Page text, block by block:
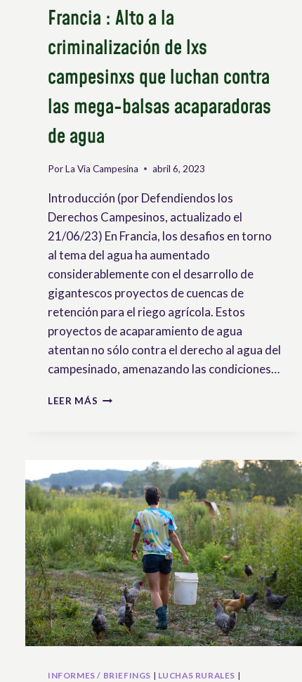
Francia : Alto a la
criminalización de lxs
campesinxs que luchan contra
las mega-balsas acaparadoras
de agua
PorLa Via Campesina abril 6, 2023
Introducción (por Defendiendos los
Derechos Campesinos, actualizado el
21/06/23) En Francia, los desafios en torno
al tema del agua ha aumentado
considerablemente con el desarrollo de
gigantescos proyectos de cuencas de
retención para el riego agrícola. Estos
proyectos de acaparamiento de agua
atentan no sólo contra el derecho al agua del
campesinado, amenazando las condiciones…
LEER MÁS FRANCIA
CRIMINALIZACIÓN
DE
LXS
CAMPESINXS
QUE
LUCHAN
CONTRA
LAS
MEGA-
BALSAS
ACAPARADORAS
DE
AGUA
INFORMES / BRIEFINGS | LUCHAS RURALES |